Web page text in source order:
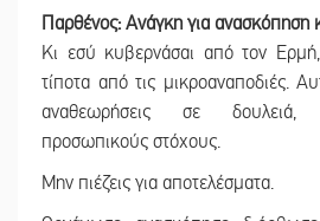
Παρθένος: Ανάγκη για ανασκόπηση
Κι εσύ κυβερνάσαι από τον
τίποτα από τις μικροαναποδιές.
αναθεωρήσεις σε δουλειά,
προσωπικούς στόχους.
Μην πιέζεις για αποτελέσματα.